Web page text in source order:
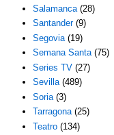
Salamanca (28)
Santander (9)
Segovia (19)
Semana Santa (75)
Series TV (27)
Sevilla (489)
Soria (3)
Tarragona (25)
Teatro (134)